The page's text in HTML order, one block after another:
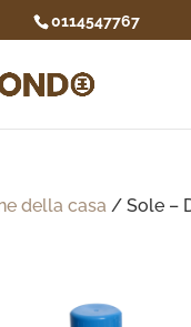
0114547767
della casa/ Sole –